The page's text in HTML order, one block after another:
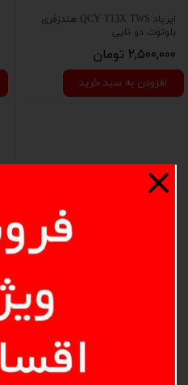
ایرپاد QCY T13X TWS هندزفری
بلوتوث دو تایی
۲,۵۰۰,۰۰۰ تومان
افزودن به سبد خرید